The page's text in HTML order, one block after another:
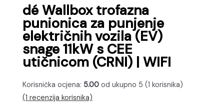
dé Wallbox trofazna
punionica za punjenje
električnih vozila (EV)
snage 11kW s CEE
utičnicom (CRNI) | WIFI
Korisnička ocjena: 5.00 od ukupno 5 (1 korisnika)
(1 recenzija korisnika)